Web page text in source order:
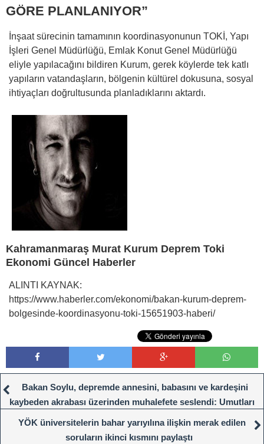
GÖRE PLANLANIYOR”
İnşaat sürecinin tamamının koordinasyonunun TOKİ, Yapı
İşleri Genel Müdürlüğü, Emlak Konut Genel Müdürlüğü
eliyle yapılacağını bildiren Kurum, gerek köylerde tek katlı
yapıların vatandaşların, bölgenin kültürel dokusuna, sosyal
ihtiyaçları doğrultusunda planladıklarını aktardı.
Kahramanmaraş Murat Kurum Deprem Toki
Ekonomi Güncel Haberler
ALINTI KAYNAK:
https://www.haberler.com/ekonomi/bakan-kurum-deprem-
bolgesinde-koordinasyonu-toki-15651903-haberi/
Bakan Soylu, depremde annesini, babasını ve kardeşini
kaybeden akrabası üzerinden muhalefete seslendi: Umutları
YÖK üniversitelerin bahar yarıyılına ilişkin merak edilen
soruların ikinci kısmını paylaştı